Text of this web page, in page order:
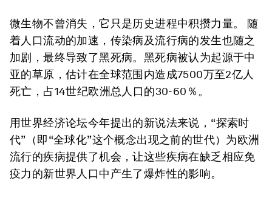
微生物不曾消失，它只是历史进程中积攒力量。 随
着人口流动的加速，传染病及流行病的发生也随之
加剧，最终导致了黑死病。黑死病被认为起源于中
亚的草原，估计在全球范围内造成7500万至2亿人
死亡，占14世纪欧洲总人口的30-60％。
用世界经济论坛今年提出的新说法来说，“探索时
代”（即“全球化”这个概念出现之前的世代）为欧洲
流行的疾病提供了机会，让这些疾病在缺乏相应免
疫力的新世界人口中产生了爆炸性的影响。